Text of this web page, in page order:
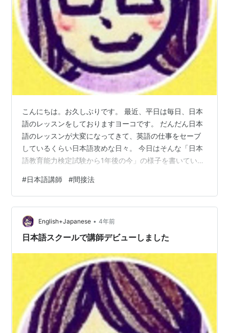
こんにちは。お久しぶりです。 最近、平日は毎日、日本
語のレッスンをしておりますヨーコです。 だんだん日本
語のレッスンが大変になってきて、英語の仕事をセーブ
しているくらい日本語攻めな日々。 今日はそんな「日本
語教育能力検定試験から1年後の今」の様子を書いていこ
学で使った本 学校 就職活動 日本語スクール勤務スター
ト オファーの推移 レッスン 時給 これから レッスン中期
目標 日本語を教えるためのレッスン 日本語教育能力検定
試験 去年の今頃、就職先があるのかどうか分からないけ
ど、とりあえず必死で勉強していました。 就職先がある
#日本語講師 #間接法
English+Japanese • 4年前
日本語スクールで講師デビューしました